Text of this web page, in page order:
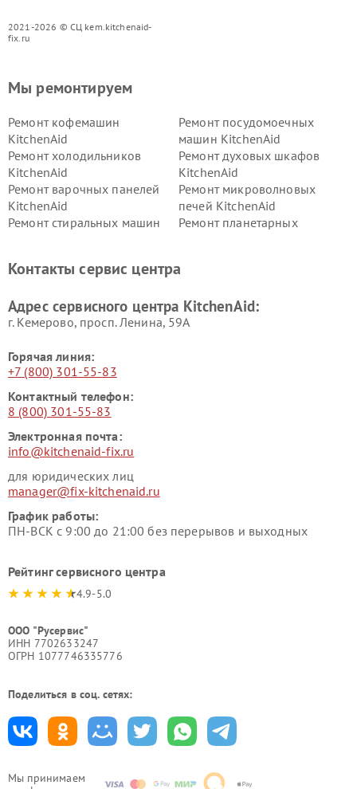
2021-2026 © СЦ kem.kitchenaid-
fix.ru
Мы принимаем
Мы ремонтируем
Ремонт кофемашин
KitchenAid
Ремонт посудомоечных
машин KitchenAid
Ремонт холодильников
KitchenAid
Ремонт духовых шкафов
KitchenAid
Ремонт варочных панелей
KitchenAid
Ремонт микроволновых
печей KitchenAid
Ремонт стиральных машин
Ремонт планетарных
Контакты сервис центра
Адрес сервисного центра KitchenAid:
г. Кемерово, просп. Ленина, 59А
Горячая линия:
+7 (800) 301-55-83
Контактный телефон:
8 (800) 301-55-83
Электронная почта:
info@kitchenaid-fix.ru
для юридических лиц
manager@fix-kitchenaid.ru
График работы:
ПН-ВСК с 9:00 до 21:00 без перерывов и выходных
Рейтинг сервисного центра
4.9-5.0
ООО "Русервис"
ИНН 7702633247
ОГРН 1077746335776
Поделиться в соц. сетях: